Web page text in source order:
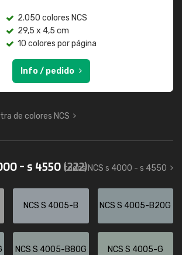
2.050 colores NCS
29,5 x 4,5 cm
10 colores por página
Info / pedido
de colores NCS
- s 4550(222)
todos NCS s 4000 - s 4550
NCS S 4005-B NCS S 4005-B20G
NCS S 4005-B80G NCS S 4005-G